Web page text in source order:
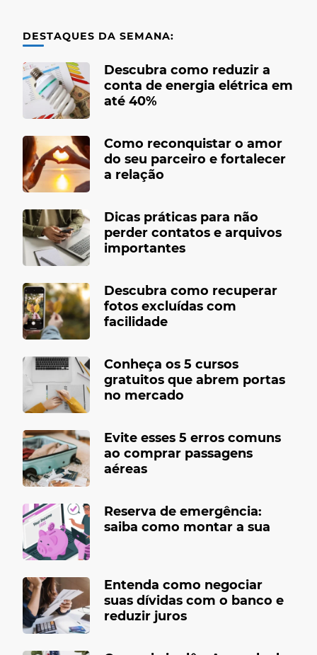
DESTAQUES DA SEMANA:
Descubra como reduzir a
conta de energia elétrica em
até 40%
Como reconquistar o amor
do seu parceiro e fortalecer
a relação
Dicas práticas para não
perder contatos e arquivos
importantes
Descubra como recuperar
fotos excluídas com
facilidade
Conheça os 5 cursos
gratuitos que abrem portas
no mercado
Evite esses 5 erros comuns
ao comprar passagens
aéreas
Reserva de emergência:
saiba como montar a sua
Entenda como negociar
suas dívidas com o banco e
reduzir juros